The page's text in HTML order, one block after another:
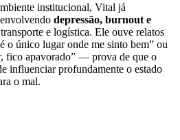
institucional, Vital já
depressão, burnout e
e logística. Ele ouve relatos
o único lugar onde me sinto bem” ou
fico apavorado” — prova de que o
influenciar profundamente o estado
o mal.